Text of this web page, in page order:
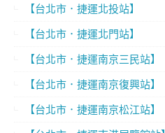
【台北市．捷運北投站】
【台北市．捷運北門站】
【台北市．捷運南京三民站】
【台北市．捷運南京復興站】
【台北市．捷運南京松江站】